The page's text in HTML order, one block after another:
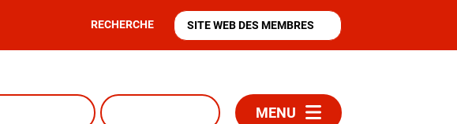
RECHERCHE SITE WEB DES MEMBRES
MENU